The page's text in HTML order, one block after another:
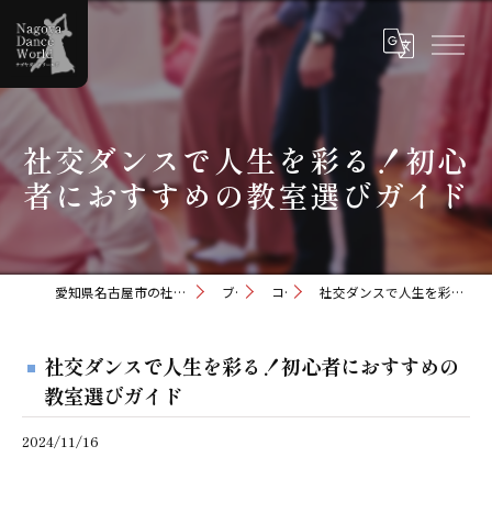
社交ダンスで人生を彩る！初心
者におすすめの教室選びガイド
愛知県名古屋市の社交ダンスならナゴヤダンスワールド ブログ コラム 社交ダンスで人生を彩る！初心者におすすめの教室選びガイド
社交ダンスで人生を彩る！初心者におすすめの
教室選びガイド
2024/11/16